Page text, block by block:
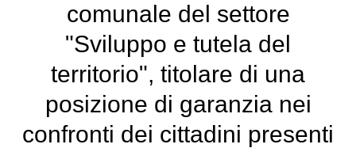
comunale del settore
"Sviluppo e tutela del
territorio", titolare di una
posizione di garanzia nei
confronti dei cittadini presenti